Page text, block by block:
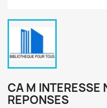
CA M INTERESSE
REPONSES